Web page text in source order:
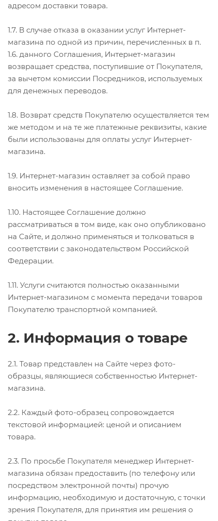
адресом доставки товара.
1.7. В случае отказа в оказании услуг Интернет-
магазина по одной из причин, перечисленных в п.
1.6. данного Соглашения, Интернет-магазин
возвращает средства, поступившие от Покупателя,
за вычетом комиссии Посредников, используемых
для денежных переводов.
1.8. Возврат средств Покупателю осуществляется тем
же методом и на те же платежные реквизиты, какие
были использованы для оплаты услуг Интернет-
магазина.
1.9. Интернет-магазин оставляет за собой право
вносить изменения в настоящее Соглашение.
1.10. Настоящее Соглашение должно
рассматриваться в том виде, как оно опубликовано
на Сайте, и должно применяться и толковаться в
соответствии с законодательством Российской
Федерации.
1.11. Услуги считаются полностью оказанными
Интернет-магазином с момента передачи товаров
Покупателю транспортной компанией.
2. Информация о товаре
2.1. Товар представлен на Сайте через фото-
образцы, являющиеся собственностью Интернет-
магазина.
2.2. Каждый фото-образец сопровождается
текстовой информацией: ценой и описанием
товара.
2.3. По просьбе Покупателя менеджер Интернет-
магазина обязан предоставить (по телефону или
посредством электронной почты) прочую
информацию, необходимую и достаточную, с точки
зрения Покупателя, для принятия им решения о